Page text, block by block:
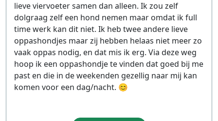
lieve viervoeter samen dan alleen. Ik zou zelf
dolgraag zelf een hond nemen maar omdat ik full
time werk kan dit niet. Ik heb twee andere lieve
oppashondjes maar zij hebben helaas niet meer zo
vaak oppas nodig, en dat mis ik erg. Via deze weg
hoop ik een oppashondje te vinden dat goed bij me
past en die in de weekenden gezellig naar mij kan
komen voor een dag/nacht. 😊